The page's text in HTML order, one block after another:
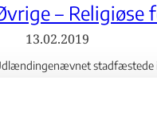
– Religiøse
13.02.2019
stadfæstede i